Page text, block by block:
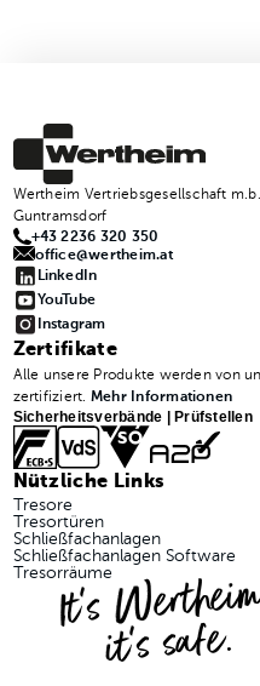
Wertheim Vertriebsgesellschaft
Guntramsdorf
+43 2236 320 350
office@wertheim.at
LinkedIn
YouTube
Instagram
Zertifikate
Alle unsere Produkte werden von
zertifiziert. Mehr Informationen
Sicherheitsverbände | Prüfstellen
Nützliche Links
Tresore
Tresortüren
Schließfachanlagen
Schließfachanlagen Software
Tresorräume
It's
it's safe.